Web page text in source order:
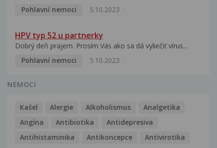
Pohlavní nemoci
5.10.2023
HPV typ 52 u partnerky
Dobrý deň prajem. Prosím Vás ako sa dá vyliečiť vírus...
Pohlavní nemoci
5.10.2023
NEMOCI
Kašel Alergie Alkoholismus
Analgetika
Angína
Antibiotika
Antidepresiva
Antihistaminika
Antikoncepce Antivirotika